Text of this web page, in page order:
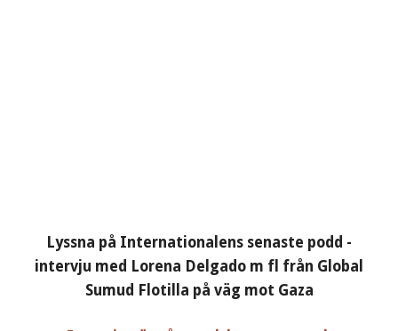
Lyssna på Internationalens senaste podd -
intervju med Lorena Delgado m fl från Global
Sumud Flotilla på väg mot Gaza